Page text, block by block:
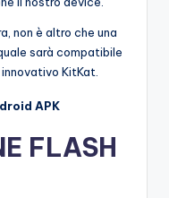
non è altro che una
sarà compatibile
KitKat.
APK
FLASH